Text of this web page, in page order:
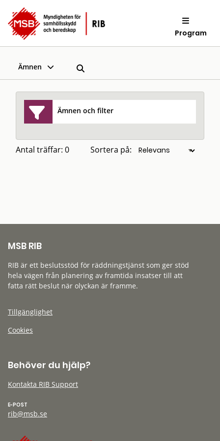
Program
Ämnen
Ämnen och filter
Antal träffar: 0 Sortera på:
MSB RIB
RIB är ett beslutsstöd för räddningstjänst som ger stöd
hela vägen från planering av framtida insatser till att
fatta rätt beslut när olyckan är framme.
Tillgänglighet
Cookies
Behöver du hjälp?
Kontakta RIB Support
E-POST
rib@msb.se